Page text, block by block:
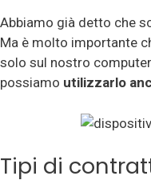
Abbiamo già detto che
Ma è molto importante
solo sul nostro
possiamo utilizzarlo
Tipi di